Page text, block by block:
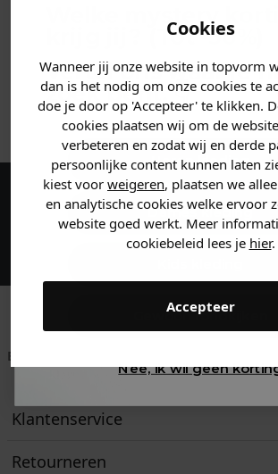
Cookies
Wanneer jij onze website in topvorm
dan is het nodig om onze cookies te
doe je door op 'Accepteer' te klikken.
cookies plaatsen wij om de
verbeteren en zodat wij en derde
persoonlijke content kunnen laten
kiest voor weigeren, plaatsen we
en analytische cookies welke ervoor
website goed werkt. Meer
cookiebeleid lees je hier.
Accepteer
MATERIAAL & WASVOORSCHRIFT
ANDERE BESTELDEN OOK
Maak een account aan en
korting op je eerste
Betaal achteraf met
is morgen in huis!*
Klantenservice
Retourneren
Welke mystery
krijg jij? (Tot-30%
Vertel ons waar je
zoek bent. 👇
Heren kleding
Dames kleding
Gewoon rondkijken
Nee, ik wil geen